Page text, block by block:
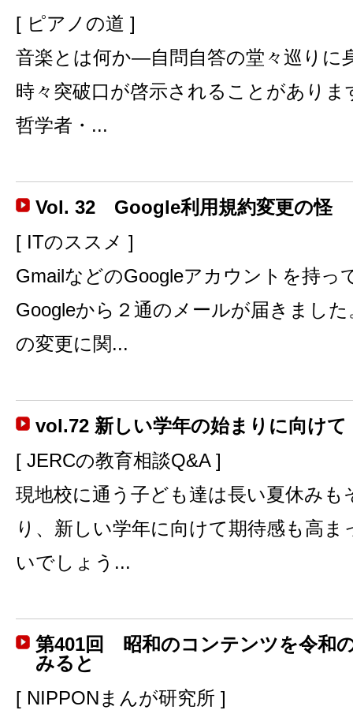
[ ピアノの道 ]
音楽とは何か―自問自答の堂々巡りに
時々突破口が啓示されることがありま
哲学者・...
Vol. 32 Google利用規約変更の怪
[ ITのススメ ]
GmailなどのGoogleアカウントを持っ
Googleから２通のメールが届きまし
の変更に関...
vol.72 新しい学年の始まりに向けて
[ JERCの教育相談Q&A ]
現地校に通う子ども達は長い夏休みも
り、新しい学年に向けて期待感も高
いでしょう...
第401回 昭和のコンテンツを令和
みると
[ NIPPONまんが研究所 ]